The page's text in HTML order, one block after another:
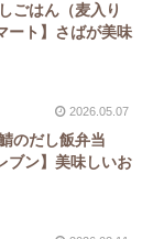
ごはん（麦入り
ート】さばが美味
2026.05.07
鯖のだし飯弁当
ブン】美味しいお